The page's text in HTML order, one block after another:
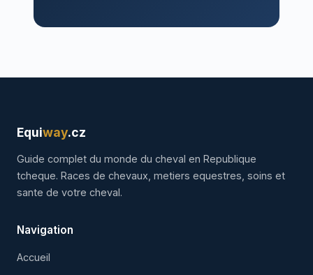
Equiway.cz
Guide complet du monde du cheval en Republique
tcheque. Races de chevaux, metiers equestres, soins et
sante de votre cheval.
Navigation
Accueil